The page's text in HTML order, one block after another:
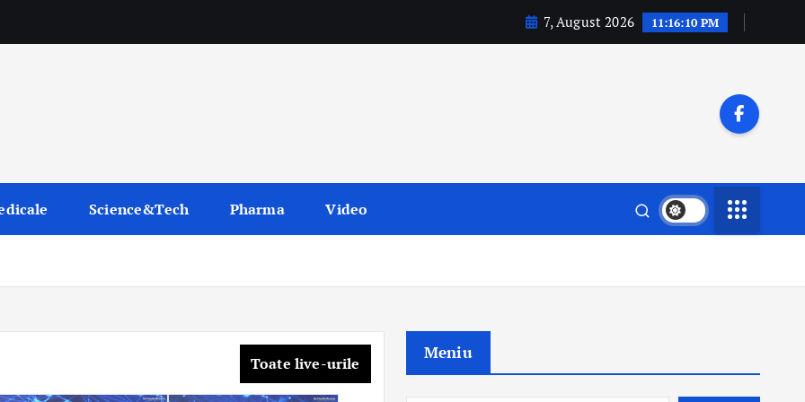
7, August 2026 11:16:11 PM
Science&Tech Pharma Video
Toate live-urile
Meniu